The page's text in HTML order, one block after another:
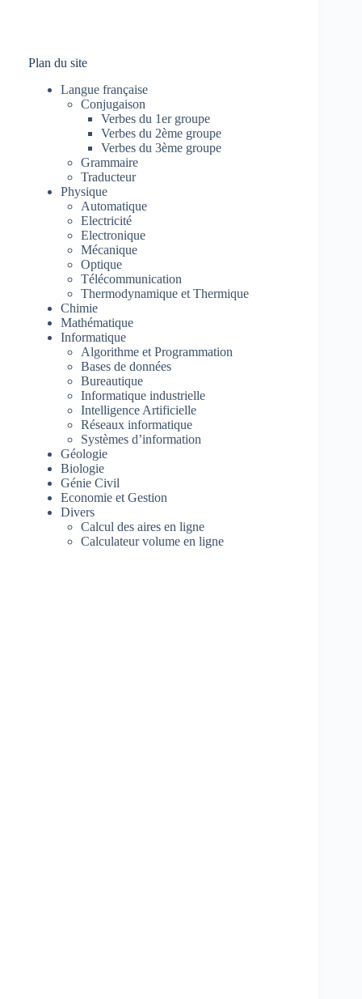
Plan du site
Langue française
Conjugaison
Verbes du 1er groupe
Verbes du 2ème groupe
Verbes du 3ème groupe
Grammaire
Traducteur
Physique
Automatique
Electricité
Electronique
Mécanique
Optique
Télécommunication
Thermodynamique et Thermique
Chimie
Mathématique
Informatique
Algorithme et Programmation
Bases de données
Bureautique
Informatique industrielle
Intelligence Artificielle
Réseaux informatique
Systèmes d’information
Géologie
Biologie
Génie Civil
Economie et Gestion
Divers
Calcul des aires en ligne
Calculateur volume en ligne